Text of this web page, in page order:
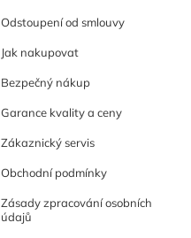
Odstoupení od smlouvy
Jak nakupovat
Bezpečný nákup
Garance kvality a ceny
Zákaznický servis
Obchodní podmínky
Zásady zpracování osobních
údajů